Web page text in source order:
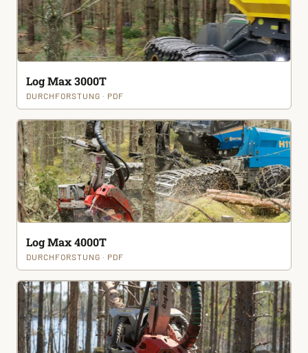
Log Max 3000T
DURCHFORSTUNG · PDF
Log Max 4000T
DURCHFORSTUNG · PDF